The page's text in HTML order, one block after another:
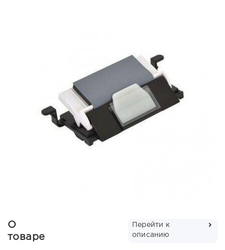
О
товаре
Перейти к
описанию